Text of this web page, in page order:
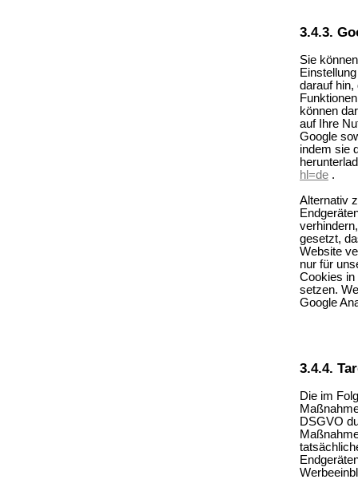
3.4.3.
Sie
darauf hin,
können
auf Ihre
Google
indem sie
hl=de .
Alternativ
gesetzt,
Website
nur für
Cookies in
setzen.
Google
3.4.4.
Die im
DSGVO